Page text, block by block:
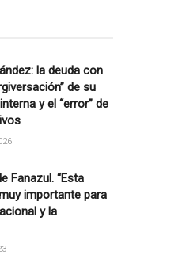
la deuda con
de su
y el “error” de
Fanazul. “Esta
importante para
y la